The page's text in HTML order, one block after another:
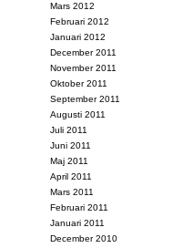
Mars 2012
Februari 2012
Januari 2012
December 2011
November 2011
Oktober 2011
September 2011
Augusti 2011
Juli 2011
Juni 2011
Maj 2011
April 2011
Mars 2011
Februari 2011
Januari 2011
December 2010